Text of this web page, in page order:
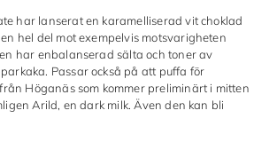
har lanserat en karamelliserad vit choklad
hel del mot exempelvis motsvarigheten
har enbalanserad sälta och toner av
Passar också på att puffa för
Höganäs som kommer preliminärt i mitten
Arild, en dark milk. Även den kan bli